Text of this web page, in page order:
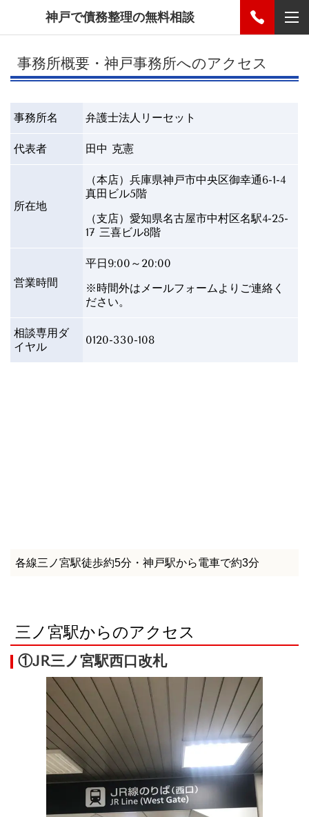
神戸で債務整理の無料相談
事務所概要・神戸事務所へのアクセス
事務所名 弁護士法人リーセット
代表者 田中 克憲
所在地
（本店）兵庫県神戸市中央区御幸通6-1-4
真田ビル5階
（支店）愛知県名古屋市中村区名駅4-25-
17 三喜ビル8階
営業時間
平日9:00～20:00
※時間外はメールフォームよりご連絡く
ださい。
相談専用ダ
イヤル
0120-330-108
各線三ノ宮駅徒歩約5分・神戸駅から電車で約3分
三ノ宮駅からのアクセス
①JR三ノ宮駅西口改札